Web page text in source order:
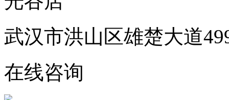
武汉市洪山区雄楚大道
在线咨询